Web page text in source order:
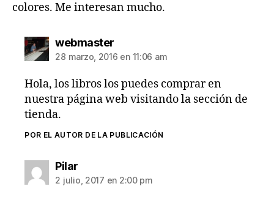
colores. Me interesan mucho.
webmasterdice:
28 marzo, 2016 en 11:06 am
Hola, los libros los puedes comprar en
nuestra página web visitando la sección de
tienda.
POR EL AUTOR DE LA PUBLICACIÓN
Pilardice:
2 julio, 2017 en 2:00 pm